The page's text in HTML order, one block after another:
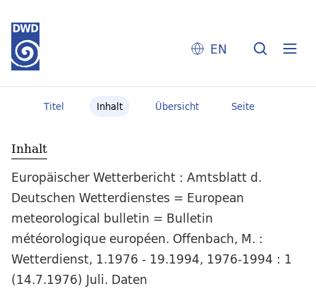
EN
Titel Inhalt Übersicht Seite
Inhalt
Europäischer Wetterbericht : Amtsblatt d.
Deutschen Wetterdienstes = European
meteorological bulletin = Bulletin
météorologique européen. Offenbach, M. :
Wetterdienst, 1.1976 - 19.1994, 1976-1994 : 1
(14.7.1976) Juli. Daten